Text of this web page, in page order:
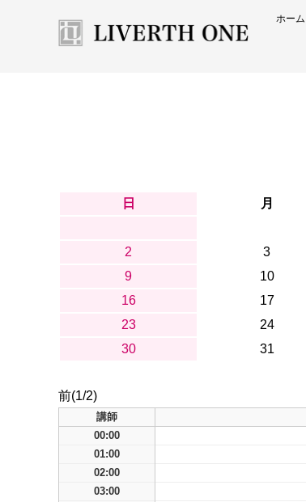
ホーム
日
月
2
3
9
10
16
17
23
24
30
31
前(1/2)
講師
00:00
01:00
02:00
03:00